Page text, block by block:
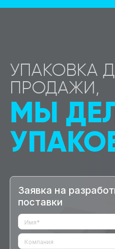
УПАКОВКА
ПРОДАЖИ,
МЫ
Заявка на
поставки